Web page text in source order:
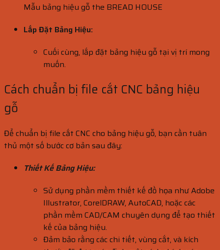
Mẫu bảng hiệu gỗ the BREAD HOUSE
Lắp Đặt Bảng Hiệu:
Cuối cùng, lắp đặt bảng hiệu gỗ tại vị trí mong
muốn.
Cách chuẩn bị file cắt CNC bảng hiệu
gỗ
Để chuẩn bị file cắt CNC cho bảng hiệu gỗ, bạn cần tuân
thủ một số bước cơ bản sau đây:
Thiết Kế Bảng Hiệu:
Sử dụng phần mềm thiết kế đồ họa như Adobe
Illustrator, CorelDRAW, AutoCAD, hoặc các
phần mềm CAD/CAM chuyên dụng để tạo thiết
kế của bảng hiệu.
Đảm bảo rằng các chi tiết, vùng cắt, và kích